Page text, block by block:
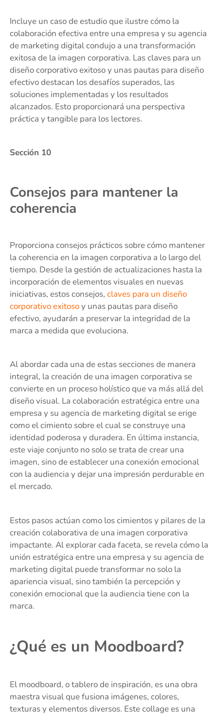
Incluye un caso de estudio que ilustre cómo la
colaboración efectiva entre una empresa y su agencia
de marketing digital condujo a una transformación
exitosa de la imagen corporativa. Las claves para un
diseño corporativo exitoso y unas pautas para diseño
efectivo destacan los desafíos superados, las
soluciones implementadas y los resultados
alcanzados. Esto proporcionará una perspectiva
práctica y tangible para los lectores.
Sección 10
Consejos para mantener la
coherencia
Proporciona consejos prácticos sobre cómo mantener
la coherencia en la imagen corporativa a lo largo del
tiempo. Desde la gestión de actualizaciones hasta la
incorporación de elementos visuales en nuevas
iniciativas, estos consejos, claves para un diseño
corporativo exitosoy unas pautas para diseño
efectivo, ayudarán a preservar la integridad de la
marca a medida que evoluciona.
Al abordar cada una de estas secciones de manera
integral, la creación de una imagen corporativa se
convierte en un proceso holístico que va más allá del
diseño visual. La colaboración estratégica entre una
empresa y su agencia de marketing digital se erige
como el cimiento sobre el cual se construye una
identidad poderosa y duradera. En última instancia,
este viaje conjunto no solo se trata de crear una
imagen, sino de establecer una conexión emocional
con la audiencia y dejar una impresión perdurable en
el mercado.
Estos pasos actúan como los cimientos y pilares de la
creación colaborativa de una imagen corporativa
impactante. Al explorar cada faceta, se revela cómo la
unión estratégica entre una empresa y su agencia de
marketing digital puede transformar no solo la
apariencia visual, sino también la percepción y
conexión emocional que la audiencia tiene con la
marca.
¿Qué es un Moodboard?
El moodboard, o tablero de inspiración, es una obra
maestra visual que fusiona imágenes, colores,
texturas y elementos diversos. Este collage es una